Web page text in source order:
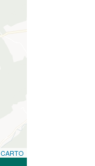
CARTO